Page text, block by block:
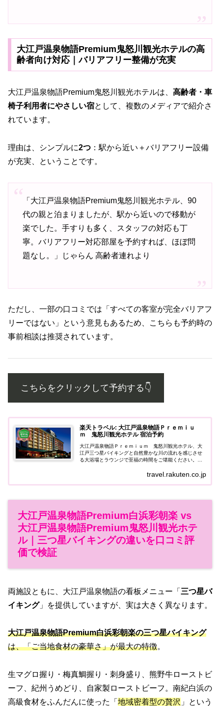
大江戸温泉物語Premium鬼怒川観光ホテルの高
齢者向け対応｜バリアフリー整備が充実
大江戸温泉物語Premium鬼怒川観光ホテルは、 高齢者・車
椅子利用者にやさしい宿として、複数のメディアで紹介さ
れています。
理由は、シンプルに2つ ：駅から近い＋バリアフリー設備
が充実、ということです。
「大江戸温泉物語Premium鬼怒川観光ホテル、90
代の親と泊まりましたが、駅から近いので移動が
楽でした。手すりも多く、スタッフの対応も丁
寧。バリアフリー対応部屋を予約すれば、ほぼ問
題なし。」じゃらん 高齢者連れより
ただし、一部の口コミでは「すべての客室が完全バリアフ
リーではない」という意見もあるため、こちらも予約時の
事前相談は推奨されています。
こちらをクリックして予約する👇️
楽天トラベル: 大江戸温泉物語Ｐｒｅｍｉｕ
ｍ 鬼怒川観光ホテル 宿泊予約
大江戸温泉物語Ｐｒｅｍｉｕｍ 鬼怒川観光ホテル、大
江戸三つ星バイキングと自然豊かな川の流れを感じさせ
る大浴場とラウンジで至福の時間をご堪能ください。、
（無料）200台 予約不要 ★駐...travel.rakuten.co.jp
大江戸温泉物語Premium白浜彩朝楽 vs
大江戸温泉物語Premium鬼怒川観光ホテ
ル｜三つ星バイキングの違いを口コミ評
価で検証
両施設ともに、大江戸温泉物語の看板メニュー「 三つ星バ
イキング」を提供していますが、実は大きく異なります。
大江戸温泉物語Premium白浜彩朝楽の三つ星バイキング
は、「ご当地食材の豪華さ」が最大の特徴。
生マグロ握り・梅真鯛握り・刺身盛り、熊野牛ローストビ
ーフ、紀州うめどり、自家製ローストビーフ。南紀白浜の
高級食材をふんだんに使った「 地域密着型の贅沢 」という